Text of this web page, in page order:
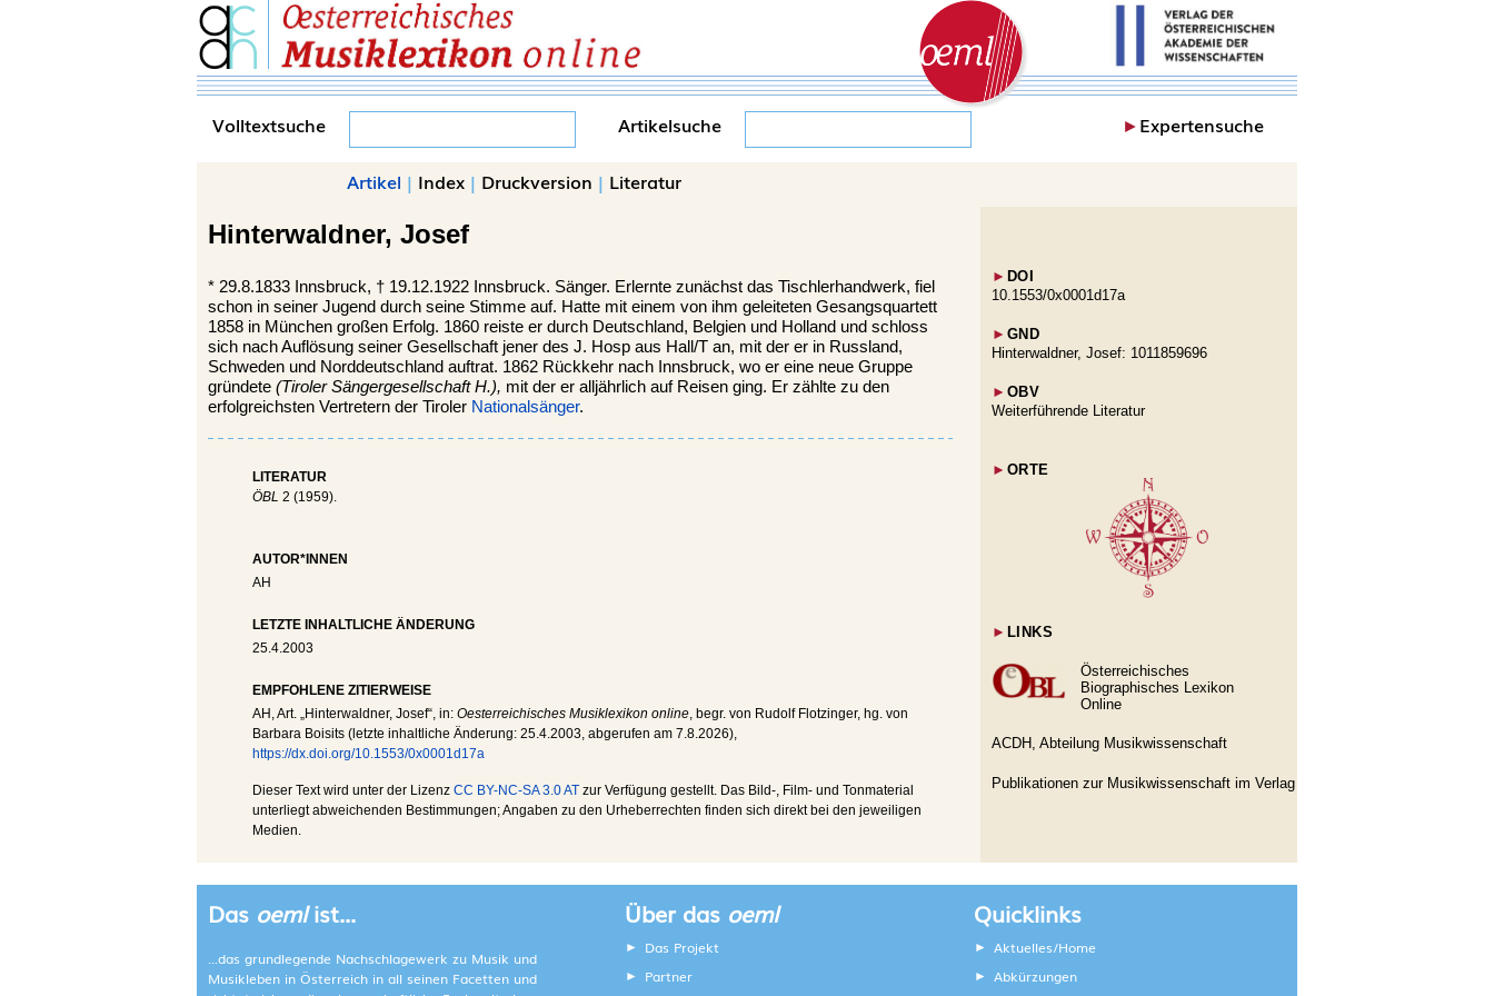
Volltextsuche Artikelsuche ►Expertensuche
Artikel | Index | Druckversion | Literatur
Hinterwaldner, Josef
* 29.8.1833 Innsbruck, † 19.12.1922 Innsbruck. Sänger. Erlernte zunächst das Tischlerhandwerk, fiel
schon in seiner Jugend durch seine Stimme auf. Hatte mit einem von ihm geleiteten Gesangsquartett
1858 in München großen Erfolg. 1860 reiste er durch Deutschland, Belgien und Holland und schloss
sich nach Auflösung seiner Gesellschaft jener des J. Hosp aus Hall/T an, mit der er in Russland,
Schweden und Norddeutschland auftrat. 1862 Rückkehr nach Innsbruck, wo er eine neue Gruppe
gründete (Tiroler Sängergesellschaft H.), mit der er alljährlich auf Reisen ging. Er zählte zu den
erfolgreichsten Vertretern der Tiroler Nationalsänger.
LITERATUR
ÖBL 2 (1959).
AUTOR*INNEN
AH
LETZTE INHALTLICHE ÄNDERUNG
25.4.2003
EMPFOHLENE ZITIERWEISE
AH , Art. „Hinterwaldner, Josef“, in: Oesterreichisches Musiklexikon online, begr. von Rudolf Flotzinger, hg. von
Barbara Boisits (letzte inhaltliche Änderung: 25.4.2003, abgerufen am 7.8.2026),
https://dx.doi.org/10.1553/0x0001d17a
Dieser Text wird unter der Lizenz CC BY-NC-SA 3.0 AT zur Verfügung gestellt. Das Bild-, Film- und Tonmaterial
unterliegt abweichenden Bestimmungen; Angaben zu den Urheberrechten finden sich direkt bei den jeweiligen
Medien.
► DOI
10.1553/0x0001d17a
► GND
Hinterwaldner, Josef: 1011859696
► OBV
Weiterführende Literatur
► ORTE
► LINKS
Österreichisches
Biographisches Lexikon
Online
ACDH, Abteilung Musikwissenschaft
Publikationen zur Musikwissenschaft im Verlag
Das oemlist...
...das grundlegende Nachschlagewerk zu Musik und
Musikleben in Österreich in all seinen Facetten und
Über das oeml
Das Projekt
Partner
Quicklinks
Aktuelles/Home
Abkürzungen